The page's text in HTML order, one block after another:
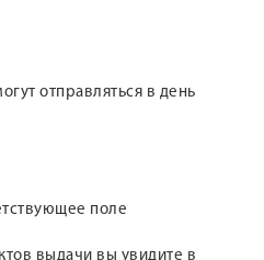
отправляться в день
поле
выдачи вы увидите в